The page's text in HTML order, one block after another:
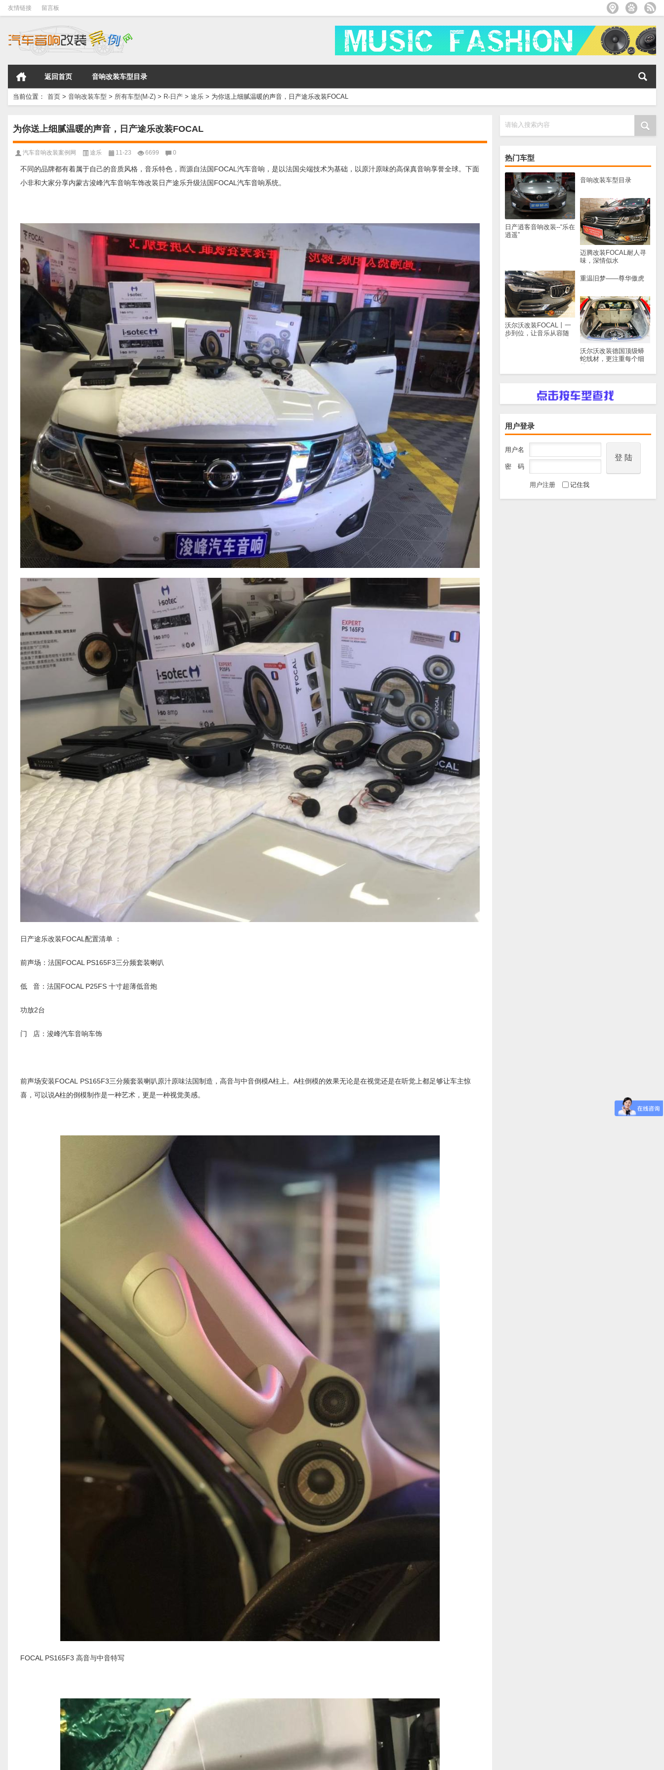
友情链接 留言板
返回首页 音响改装车型目录
当前位置： 首页 > 音响改装车型 > 所有车型(M-Z) > R-日产 > 途乐 > 为你送上细腻温暖的声音，日产途乐改装FOCAL
请输入搜索内容
热门车型
日产逍客音响改装--“乐在
逍遥”
音响改装车型目录
迈腾改装FOCAL耐人寻
味，深情似水
沃尔沃改装FOCAL丨一
步到位，让音乐从容随
心
重温旧梦——尊华傲虎
沃尔沃改装德国顶级蟒
蛇线材，更注重每个细
节
用户登录
用户名
密 码
用户注册 记住我
为你送上细腻温暖的声音，日产途乐改装FOCAL
汽车音响改装案例网 途乐 11-23 6699 0
不同的品牌都有着属于自己的音质风格，音乐特色，而源自法国FOCAL汽车音响，是以法国尖端技术为基础，以原汁原味的高保真音响享誉全球。下面
小非和大家分享内蒙古浚峰汽车音响车饰改装日产途乐升级法国FOCAL汽车音响系统。
日产途乐改装FOCAL配置清单 ：
前声场：法国FOCAL PS165F3三分频套装喇叭
低 音：法国FOCAL P25FS 十寸超薄低音炮
功放2台
门 店：浚峰汽车音响车饰
前声场安装FOCAL PS165F3三分频套装喇叭原汁原味法国制造，高音与中音倒模A柱上。A柱倒模的效果无论是在视觉还是在听觉上都足够让车主惊
喜，可以说A柱的倒模制作是一种艺术，更是一种视觉美感。
FOCAL PS165F3 高音与中音特写